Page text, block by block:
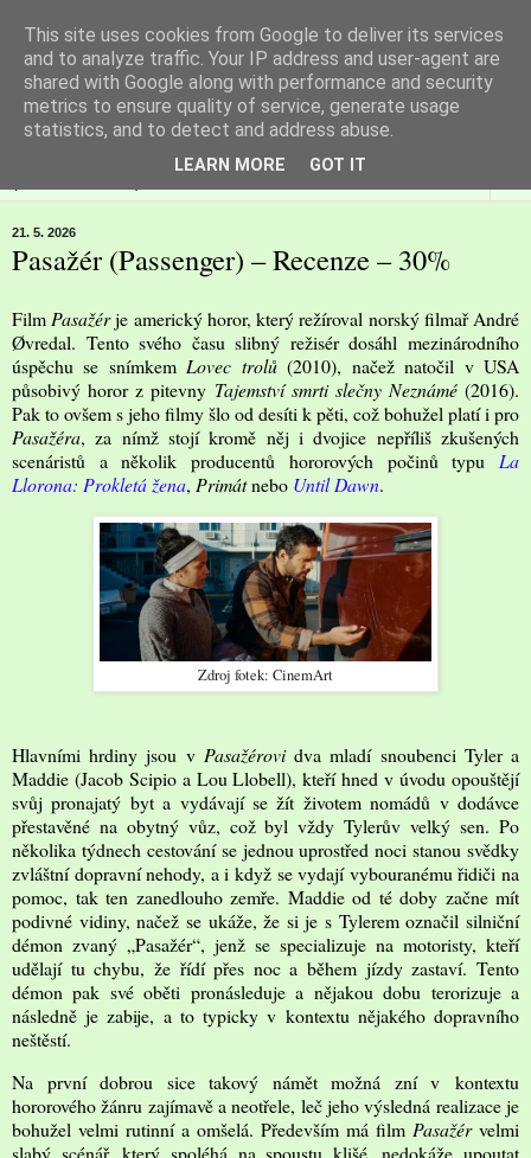
Filmspot
Recenze Honzy Vargy na filmové novinky v kinech
21. 5. 2026
Pasažér (Passenger) – Recenze – 30%
Film Pasažérje americký horor, který režíroval norský filmař André
Øvredal. Tento svého času slibný režisér dosáhl mezinárodního
úspěchu se snímkem Lovec trolů(2010), načež natočil v USA
působivý horor z pitevny Tajemství smrti slečny Neznámé(2016).
Pak to ovšem s jeho filmy šlo od desíti k pěti, což bohužel platí i pro
Pasažéra, za nímž stojí kromě něj i dvojice nepříliš zkušených
scenáristů a několik producentů hororových počinů typu La
Llorona: Prokletá žena, Primátnebo Until Dawn.
Zdroj fotek: CinemArt
Hlavními hrdiny jsou v Pasažérovidva mladí snoubenci Tyler a
Maddie (Jacob Scipio a Lou Llobell), kteří hned v úvodu opouštějí
svůj pronajatý byt a vydávají se žít životem nomádů v dodávce
přestavěné na obytný vůz, což byl vždy Tylerův velký sen. Po
několika týdnech cestování se jednou uprostřed noci stanou svědky
zvláštní dopravní nehody, a i když se vydají vybouranému řidiči na
pomoc, tak ten zanedlouho zemře. Maddie od té doby začne mít
podivné vidiny, načež se ukáže, že si je s Tylerem označil silniční
démon zvaný „Pasažér“, jenž se specializuje na motoristy, kteří
udělají tu chybu, že řídí přes noc a během jízdy zastaví. Tento
démon pak své oběti pronásleduje a nějakou dobu terorizuje a
následně je zabije, a to typicky v kontextu nějakého dopravního
neštěstí.
Na první dobrou sice takový námět možná zní v kontextu
hororového žánru zajímavě a neotřele, leč jeho výsledná realizace je
bohužel velmi rutinní a omšelá. Především má film Pasažér velmi
slabý scénář, který spoléhá na spoustu klišé, nedokáže upoutat
This site uses cookies from Google to deliver its services
and to analyze traffic. Your IP address and user-agent are
shared with Google along with performance and security
metrics to ensure quality of service, generate usage
statistics, and to detect and address abuse.
LEARN MORE GOT IT